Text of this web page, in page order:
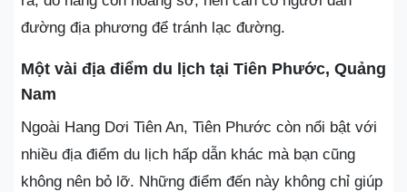
đường địa phương để tránh lạc đường.
Một vài địa điểm du lịch tại Tiên Phước, Quảng
Nam
Ngoài Hang Dơi Tiên An, Tiên Phước còn nổi bật với
nhiều địa điểm du lịch hấp dẫn khác mà bạn cũng
không nên bỏ lỡ. Những điểm đến này không chỉ giúp